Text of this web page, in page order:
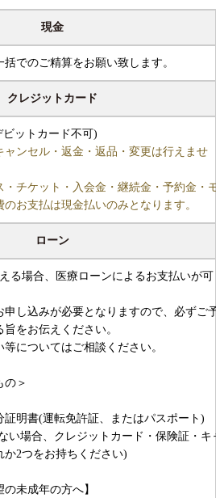
現金
でのご精算をお願い致します。
クレジットカード
ットカード不可)
ンセル・返金・返品・変更は行えませ
チケット・入会金・継続金・予約金・モ
お支払は現金払いのみとなります。
ローン
る場合、医療ローンによるお支払いが可
し込みが必要となりますので、必ずご予
をお伝えください。
についてはご相談ください。
の＞
明書(運転免許証、またはパスポート)
場合、クレジットカード・保険証・キャ
か2つをお持ちください)
未成年の方へ】